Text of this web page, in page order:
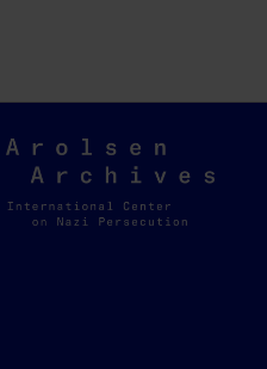
Arolsen
Archives